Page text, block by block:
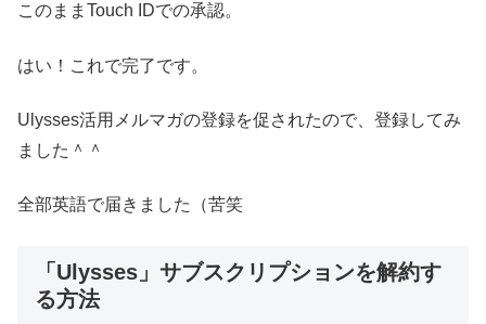
このままTouch IDでの承認。
はい！これで完了です。
Ulysses活用メルマガの登録を促されたので、登録してみ
ました＾＾
全部英語で届きました（苦笑
「Ulysses」サブスクリプションを解約す
る方法